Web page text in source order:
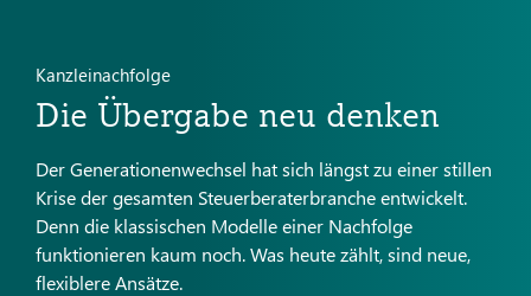
Kanzleinachfolge
Die Übergabe neu denken
Der Generationenwechsel hat sich längst zu einer stillen
Krise der gesamten Steuerberaterbranche entwickelt.
Denn die klassischen Modelle einer Nachfolge
funktionieren kaum noch. Was heute zählt, sind neue,
flexiblere Ansätze.